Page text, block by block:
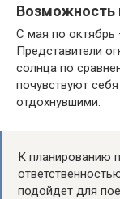
Возможность
С мая по октябрь
Представители
солнца по
почувствуют
отдохнувшими.
К планированию
подойдет для